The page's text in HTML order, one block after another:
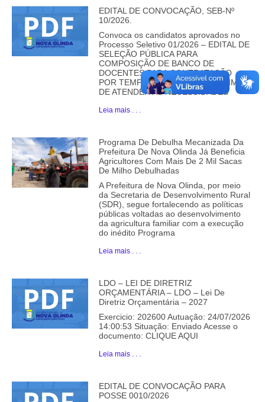
EDITAL DE CONVOCAÇÃO, SEB-Nº
10/2026.
Convoca os candidatos aprovados no
Processo Seletivo 01/2026 – EDITAL DE
SELEÇÃO PÚBLICA PARA
COMPOSIÇÃO DE BANCO DE
DOCENTES PARA CONTRATAÇÃO
POR TEMPO DETERMINADO, A FIM
DE ATENDER AS NECESSIDADES
Leia mais . . .
Programa De Debulha Mecanizada Da
Prefeitura De Nova Olinda Já Beneficia
Agricultores Com Mais De 2 Mil Sacas
De Milho Debulhadas
A Prefeitura de Nova Olinda, por meio
da Secretaria de Desenvolvimento Rural
(SDR), segue fortalecendo as políticas
públicas voltadas ao desenvolvimento
da agricultura familiar com a execução
do inédito Programa
Leia mais . . .
LDO – LEI DE DIRETRIZ
ORÇAMENTÁRIA – LDO – Lei De
Diretriz Orçamentária – 2027
Exercicio: 202600 Autuação: 24/07/2026
14:00:53 Situação: Enviado Acesse o
documento: CLIQUE AQUI
Leia mais . . .
EDITAL DE CONVOCAÇÃO PARA
POSSE 0010/2026